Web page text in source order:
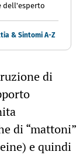
dell'esperto
& Sintomi A-Z
di
di “mattoni”
e quindi